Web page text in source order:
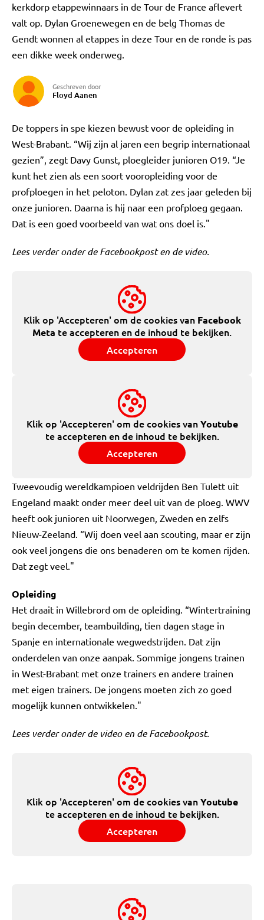
kerkdorp etappewinnaars in de Tour de France aflevert
valt op. Dylan Groenewegen en de belg Thomas de
Gendt wonnen al etappes in deze Tour en de ronde is pas
een dikke week onderweg.
Geschreven door
Floyd Aanen
De toppers in spe kiezen bewust voor de opleiding in
West-Brabant. “Wij zijn al jaren een begrip internationaal
gezien”, zegt Davy Gunst, ploegleider junioren O19. “Je
kunt het zien als een soort vooropleiding voor de
profploegen in het peloton. Dylan zat zes jaar geleden bij
onze junioren. Daarna is hij naar een profploeg gegaan.
Dat is een goed voorbeeld van wat ons doel is."
Lees verder onder de Facebookpost en de video.
Klik op 'Accepteren' om de cookies van Facebook
Meta te accepteren en de inhoud te bekijken.
Accepteren
Klik op 'Accepteren' om de cookies vanYoutube
te accepteren en de inhoud te bekijken.
Accepteren
Tweevoudig wereldkampioen veldrijden Ben Tulett uit
Engeland maakt onder meer deel uit van de ploeg. WWV
heeft ook junioren uit Noorwegen, Zweden en zelfs
Nieuw-Zeeland. “Wij doen veel aan scouting, maar er zijn
ook veel jongens die ons benaderen om te komen rijden.
Dat zegt veel."
Opleiding
Het draait in Willebrord om de opleiding. “Wintertraining
begin december, teambuilding, tien dagen stage in
Spanje en internationale wegwedstrijden. Dat zijn
onderdelen van onze aanpak. Sommige jongens trainen
in West-Brabant met onze trainers en andere trainen
met eigen trainers. De jongens moeten zich zo goed
mogelijk kunnen ontwikkelen."
Lees verder onder de video en de Facebookpost.
Klik op 'Accepteren' om de cookies vanYoutube
te accepteren en de inhoud te bekijken.
Accepteren